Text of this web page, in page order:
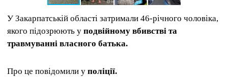
У Закарпатській області затримали 46-річного чоловіка,
якого підозрюють у подвійному вбивстві та
травмуванні власного батька.
Про це повідомили у поліції.